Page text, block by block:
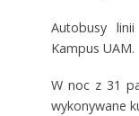
Autobusy
Kampus UAM.
W noc z 31
wykonywane